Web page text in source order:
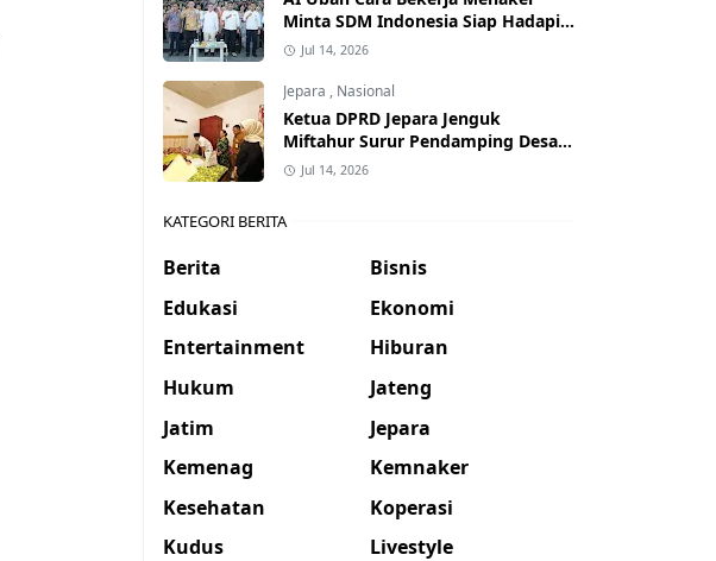
Minta SDM Indonesia Siap Hadapi
Dunia Kerja Baru
Jul 14, 2026
Jepara , Nasional
Ketua DPRD Jepara Jenguk
Miftahur Surur Pendamping Desa
yang Sakit
Jul 14, 2026
KATEGORI BERITA
Berita
Bisnis
Edukasi
Ekonomi
Entertainment
Hiburan
Hukum
Jateng
Jatim
Jepara
Kemenag
Kemnaker
Kesehatan
Koperasi
Kudus
Livestyle